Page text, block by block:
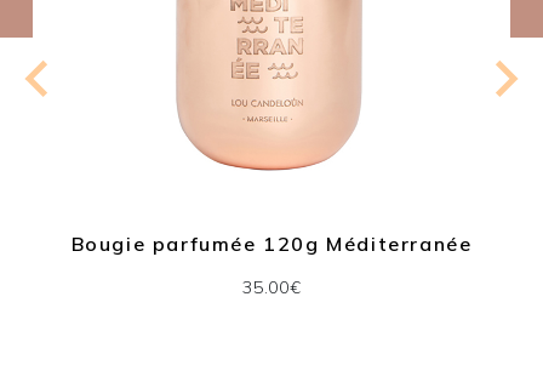
Bougie parfumée 120g Méditerranée
35.00€